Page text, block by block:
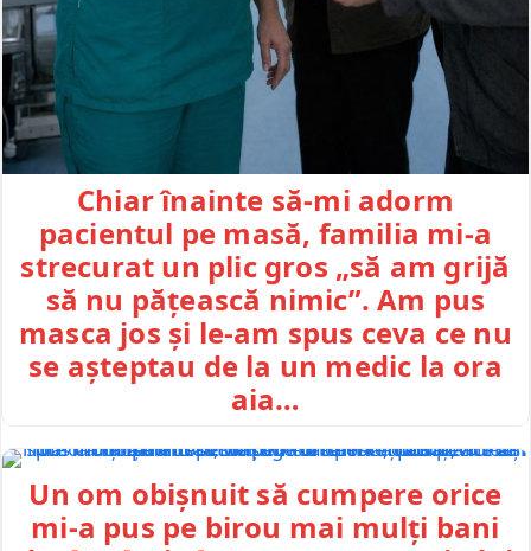
Chiar înainte să-mi adorm
pacientul pe masă, familia mi-a
strecurat un plic gros „să am grijă
să nu pățească nimic”. Am pus
masca jos și le-am spus ceva ce nu
se așteptau de la un medic la ora
aia…
Un om obișnuit să cumpere orice
mi-a pus pe birou mai mulți bani